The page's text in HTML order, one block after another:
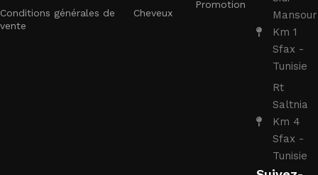
Conditions générales de
vente
Cheveux
Promotion
Mansour
Km 1
Sfax -
Tunisie
Rt
Saltnia
Km 4
Sfax -
Tunisie